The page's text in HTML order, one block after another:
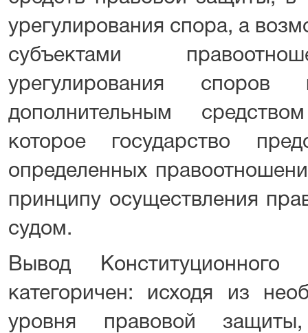
урегулирования спора, а
субъектами
урегулирования
дополнительным
которое государство
определенных
принципу осуществления
судом.
Вывод
категоричен: исходя из
уровня правовой